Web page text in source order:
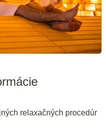
relaxačných procedúr